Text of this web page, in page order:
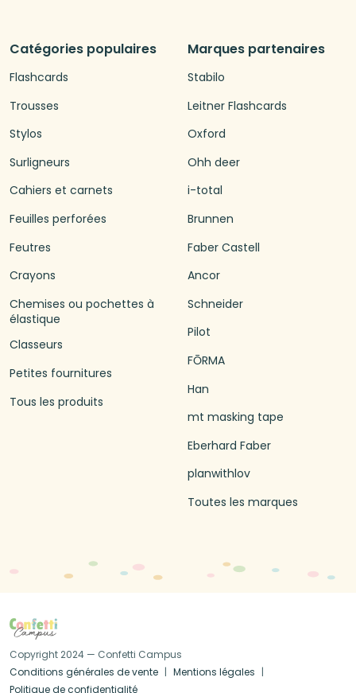
Catégories populaires
Flashcards
Trousses
Stylos
Surligneurs
Cahiers et carnets
Feuilles perforées
Feutres
Crayons
Chemises ou pochettes à
élastique
Classeurs
Petites fournitures
Tous les produits
Marques partenaires
Stabilo
Leitner Flashcards
Oxford
Ohh deer
i-total
Brunnen
Faber Castell
Ancor
Schneider
Pilot
FŌRMA
Han
mt masking tape
Eberhard Faber
planwithlov
Toutes les marques
Copyright 2024 — Confetti Campus
Conditions générales de vente
Mentions légales
Politique de confidentialité